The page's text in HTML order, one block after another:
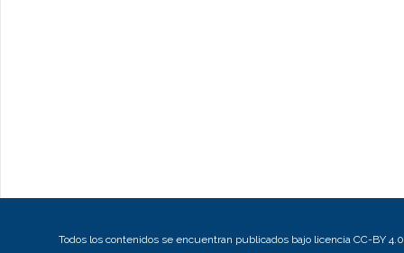
Todos los contenidos se encuentran publicados bajo licencia CC-BY 4.0